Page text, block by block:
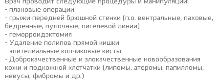
Врач проводит следующие процедуры и манипуляции:
- плановые операции
- грыжи передней брюшной стенки (п.о. вентральные, паховые,
бедренные, пупочные, пигелевой линии)
- геморроидэктомия
- Удаление полипов прямой кишки
- эпителиальные копчиковые кисты
- Доброкачественные и злокачественные новообразования
кожи и подкожной клетчатки (липомы, атеромы, папилломы,
невусы, фибромы и др.)